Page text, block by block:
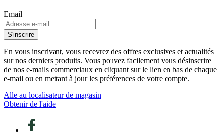
Email
S'inscrire
En vous inscrivant, vous recevrez des offres exclusives et actualités
sur nos derniers produits. Vous pouvez facilement vous désinscrire
de nos e-mails commerciaux en cliquant sur le lien en bas de chaque
e-mail ou en mettant à jour les préférences de votre compte.
Alle au localisateur de magasin
Obtenir de l'aide